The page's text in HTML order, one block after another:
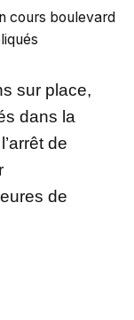
cours boulevard
sur place,
dans la
de
de